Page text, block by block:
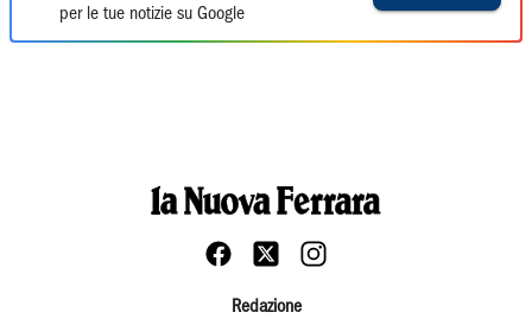
per le tue notizie su Google
Redazione